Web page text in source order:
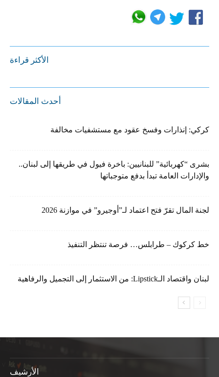
الأكثر قراءة
أحدث المقالات
كركي: إنذارات وفسخ عقود مع مستشفيات مخالفة
بشرى “كهربائية” للبنانيين: باخرة فيول في طريقها إلى لبنان..
والإدارات العامة تبدأ بدفع متوجباتها
لجنة المال تقرّ فتح اعتماد لـ”أوجيرو” في موازنة 2026
خط كركوك – طرابلس… فرصة تنتظر التنفيذ
لبنان واقتصاد الـLipstick: من الاستثمار إلى التجميل والرفاهية
الأرشيف